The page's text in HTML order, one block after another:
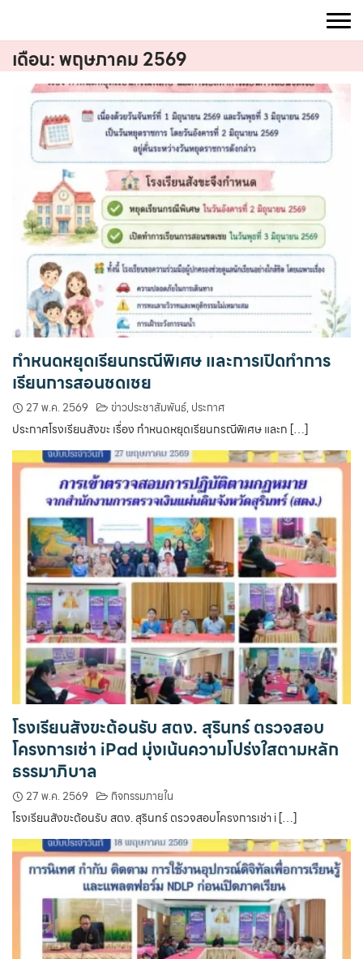
content
เดือน:พฤษภาคม 2569
กำหนดหยุดเรียนกรณีพิเศษ และการเปิดทำการ
เรียนการสอนชดเชย
27 พ.ค. 2569 ข่าวประชาสัมพันธ์,ประกาศ
ประกาศโรงเรียนสังขะ เรื่อง กำหนดหยุดเรียนกรณีพิเศษ และก […]
โรงเรียนสังขะต้อนรับ สตง. สุรินทร์ ตรวจสอบ
โครงการเช่า iPad มุ่งเน้นความโปร่งใสตามหลัก
ธรรมาภิบาล
27 พ.ค. 2569 กิจกรรมภายใน
โรงเรียนสังขะต้อนรับ สตง. สุรินทร์ ตรวจสอบโครงการเช่า i […]